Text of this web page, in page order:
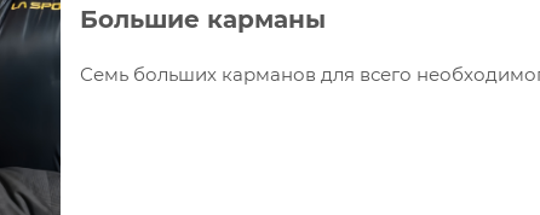
Большие карманы
Семь больших карманов для всего